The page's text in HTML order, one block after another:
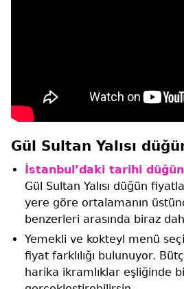
Gül Sultan Yalısı
İstanbul’daki tarihi
Gül Sultan Yalısı düğün
yere göre ortalamanın
benzerleri arasında biraz
Yemekli ve kokteyl menü
fiyat farklılığı bulunuyor.
harika ikramlıklar eşliğinde